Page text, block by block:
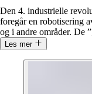
Den 4. industrielle
foregår en robotisering
og i andre områder. De
Les mer